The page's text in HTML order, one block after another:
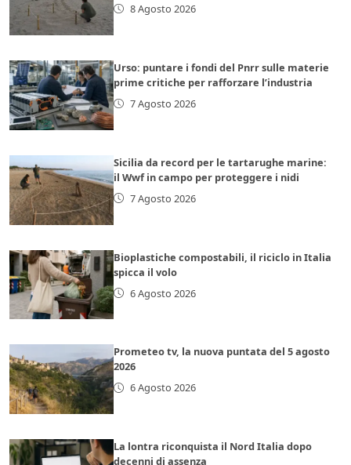
8 Agosto 2026
Urso: puntare i fondi del Pnrr sulle materie
prime critiche per rafforzare l’industria
7 Agosto 2026
Sicilia da record per le tartarughe marine:
il Wwf in campo per proteggere i nidi
7 Agosto 2026
Bioplastiche compostabili, il riciclo in Italia
spicca il volo
6 Agosto 2026
Prometeo tv, la nuova puntata del 5 agosto
2026
6 Agosto 2026
La lontra riconquista il Nord Italia dopo
decenni di assenza